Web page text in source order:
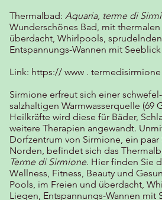
Thermalbad: Aquaria, terme di
Wunderschönes Bad, mit
überdacht, Whirlpools,
Entspannungs-Wannen mit Seeblick
Link: https:// www .
Sirmione erfreut sich einer
salzhaltigen Warmwasserquelle (69
Heilkräfte wird diese für Bäder,
weitere Therapien angewandt.
Dorfzentrum von Sirmione, ein
Norden, befindet sich das
Terme di Sirmione. Hier finden Sie
Wellness, Fitness, Beauty und
Pools, im Freien und überdacht,
Liegen, Entspannungs-Wannen mit